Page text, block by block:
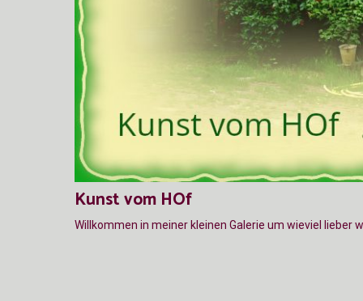
Kunst vom HOf
Willkommen in meiner kleinen Galerie um wieviel lieber